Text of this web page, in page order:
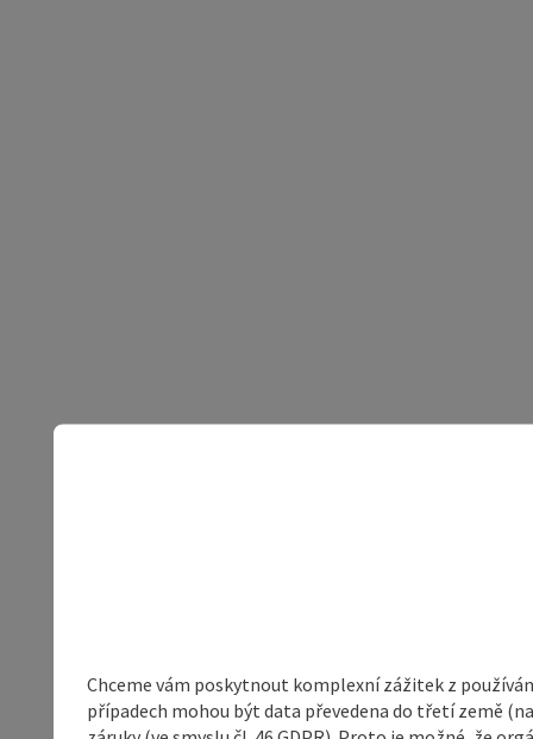
Chceme vám poskytnout komplexní zážitek z
případech mohou být data převedena do třetí země